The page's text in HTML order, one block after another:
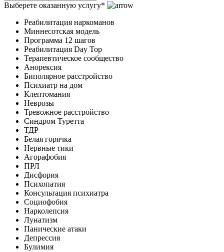
Выберете оказанную услугу*
Реабилитация наркоманов
Миннесотская модель
Программа 12 шагов
Реабилитация Day Top
Терапевтическое сообщество
Анорексия
Биполярное расстройство
Психиатр на дом
Клептомания
Неврозы
Тревожное расстройство
Синдром Туретта
ТДР
Белая горячка
Нервные тики
Агорафобия
ПРЛ
Дисфория
Психопатия
Консультация психиатра
Социофобия
Нарколепсия
Лунатизм
Панические атаки
Депрессия
Булимия